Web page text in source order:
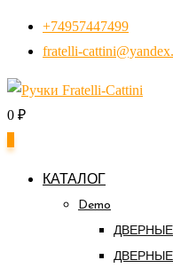
Перейти
контенту
+74957447499
fratelli-
0 ₽
КАТАЛОГ
Demo